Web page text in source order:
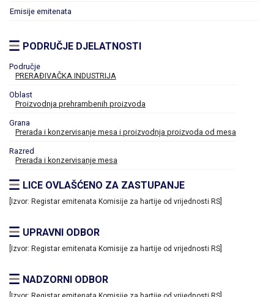
Emisije emitenata
PODRUČJE DJELATNOSTI
Područje
PRERAĐIVAČKA INDUSTRIJA
Oblast
Proizvodnja prehrambenih proizvoda
Grana
Prerada i konzervisanje mesa i proizvodnja proizvoda od mesa
Razred
Prerada i konzervisanje mesa
LICE OVLAŠĆENO ZA ZASTUPANJE
[Izvor: Registar emitenata Komisije za hartije od vrijednosti RS]
UPRAVNI ODBOR
[Izvor: Registar emitenata Komisije za hartije od vrijednosti RS]
NADZORNI ODBOR